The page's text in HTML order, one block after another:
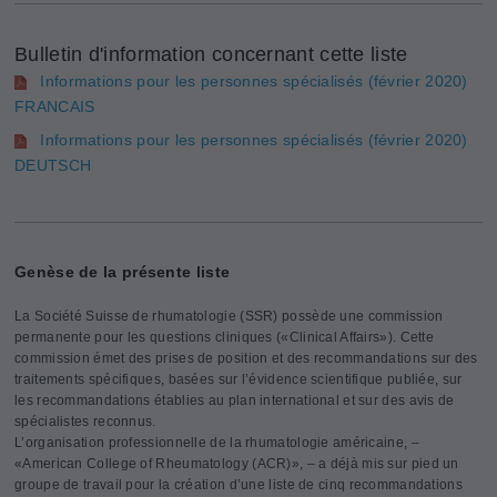
Bulletin d'information concernant cette liste
Informations pour les personnes spécialisés (février 2020)
FRANCAIS
Informations pour les personnes spécialisés (février 2020)
DEUTSCH
Genèse de la présente liste
La Société Suisse de rhumatologie (SSR) possède une commission
permanente pour les questions cliniques («Clinical Affairs»). Cette
commission émet des prises de position et des recommandations sur des
traitements spécifiques, basées sur l’évidence scientifique publiée, sur
les recommandations établies au plan international et sur des avis de
spécialistes reconnus.
L’organisation professionnelle de la rhumatologie américaine, –
«American College of Rheumatology (ACR)», – a déjà mis sur pied un
groupe de travail pour la création d’une liste de cinq recommandations